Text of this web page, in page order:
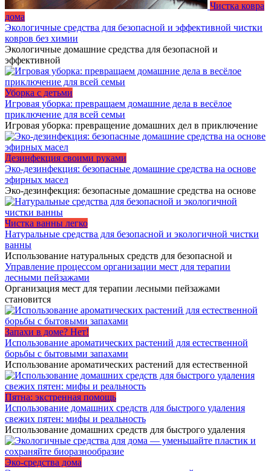
Чистка ковра
дома
Экологичные средства для безопасной и эффективной чистки
ковров без химии
Экологичные домашние средства для безопасной и
эффективной
Уборка с детьми
Игровая уборка: превращаем домашние дела в весёлое
приключение для всей семьи
Игровая уборка: превращение домашних дел в приключение
Дезинфекция своими руками
Эко-дезинфекция: безопасные домашние средства на основе
эфирных масел
Эко-дезинфекция: безопасные домашние средства на основе
Чистка ванны легко
Натуральные средства для безопасной и экологичной чистки
ванны
Использование натуральных средств для безопасной и
Управление процессом организации мест для терапии
лесными пейзажами
Организация мест для терапии лесными пейзажами
становится
Запахи в доме? Нет!
Использование ароматических растений для естественной
борьбы с бытовыми запахами
Использование ароматических растений для естественной
Пятна: экстренная помощь
Использование домашних средств для быстрого удаления
свежих пятен: мифы и реальность
Использование домашних средств для быстрого удаления
Эко-средства дома